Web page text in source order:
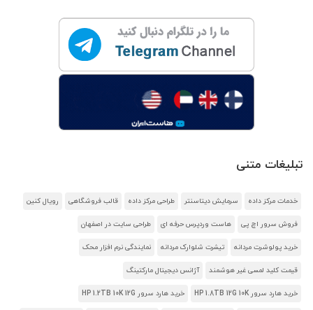
تبلیغات متنی
خدمات مرکز داده سرمایش دیتاسنتر طراحی مرکز داده قالب فروشگاهی رویال کنین
فروش سرور اچ پی هاست وردپرس حرفه ای طراحی سایت در اصفهان
خرید پولوشرت مردانه تیشرت شلوارک مردانه نمایندگی نرم افزار محک
قیمت کلید لمسی غیر هوشمند آژانس دیجیتال مارکتینگ
خرید هارد سرور HP 1.8TB 12G 10K خرید هارد سرور HP 1.2TB 10K 12G